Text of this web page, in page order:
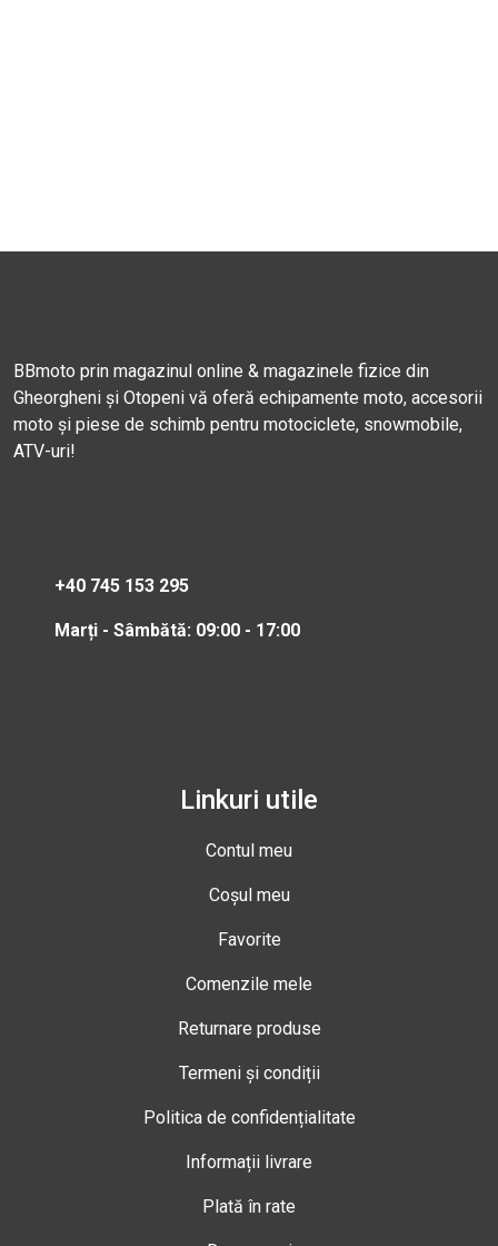
BBmoto prin magazinul online & magazinele fizice din
Gheorgheni și Otopeni vă oferă echipamente moto, accesorii
moto și piese de schimb pentru motociclete, snowmobile,
ATV-uri!
+40 745 153 295
Marți - Sâmbătă: 09:00 - 17:00
Linkuri utile
Contul meu
Coșul meu
Favorite
Comenzile mele
Returnare produse
Termeni și condiții
Politica de confidențialitate
Informații livrare
Plată în rate